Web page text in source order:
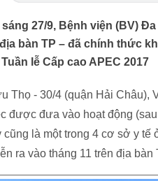
27/9, Bệnh viện (BV)
bàn TP – đã chính thức
lễ Cấp cao APEC 2017
Thọ - 30/4 (quận Hải
được đưa vào hoạt động
cũng là một trong 4 cơ sở y
ra vào tháng 11 trên địa bàn